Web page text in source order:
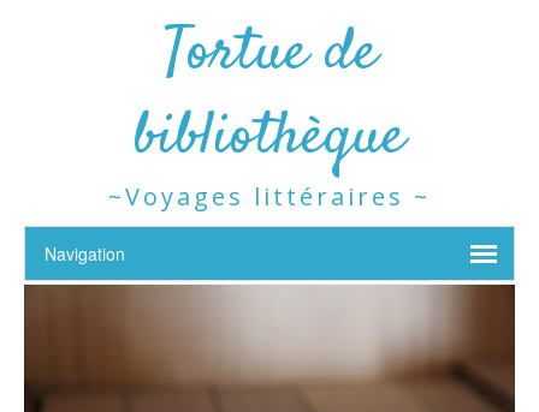
Tortue de
bibliothèque
~Voyages littéraires ~